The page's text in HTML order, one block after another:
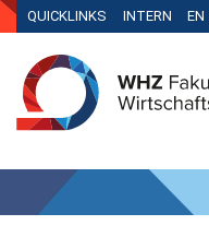
QUICKLINKS INTERN EN